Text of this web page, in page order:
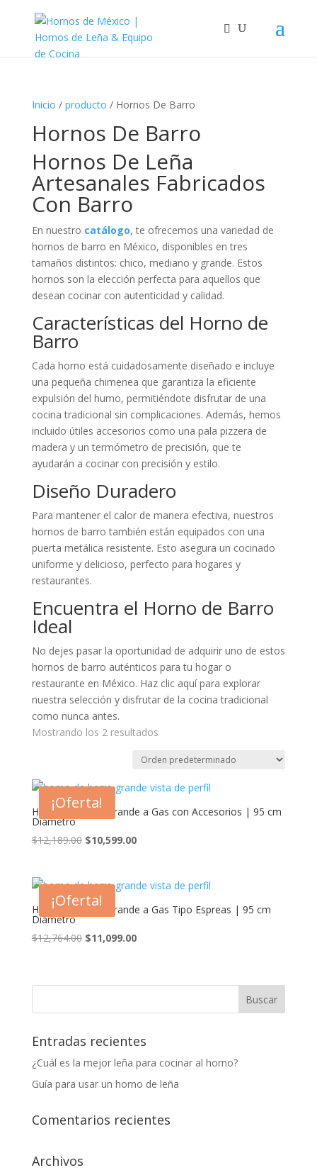
Inicio / producto / Hornos De Barro
Hornos De Barro
Hornos De Leña
Artesanales Fabricados
Con Barro
En nuestro catálogo, te ofrecemos una variedad de
hornos de barro en México, disponibles en tres
tamaños distintos: chico, mediano y grande. Estos
hornos son la elección perfecta para aquellos que
desean cocinar con autenticidad y calidad.
Características del Horno de
Barro
Cada horno está cuidadosamente diseñado e incluye
una pequeña chimenea que garantiza la eficiente
expulsión del humo, permitiéndote disfrutar de una
cocina tradicional sin complicaciones. Además, hemos
incluido útiles accesorios como una pala pizzera de
madera y un termómetro de precisión, que te
ayudarán a cocinar con precisión y estilo.
Diseño Duradero
Para mantener el calor de manera efectiva, nuestros
hornos de barro también están equipados con una
puerta metálica resistente. Esto asegura un cocinado
uniforme y delicioso, perfecto para hogares y
restaurantes.
Encuentra el Horno de Barro
Ideal
No dejes pasar la oportunidad de adquirir uno de estos
hornos de barro auténticos para tu hogar o
restaurante en México. Haz clic aquí para explorar
nuestra selección y disfrutar de la cocina tradicional
como nunca antes.
Mostrando los 2 resultados
¡Oferta!
Horno de Barro Grande a Gas con Accesorios | 95 cm
Diámetro
$12,189.00 El
era:
$12,189.00.
$10,599.00El
es:
$10,599.00.
¡Oferta!
Horno de Barro Grande a Gas Tipo Espreas | 95 cm
Diámetro
$12,764.00 El
era:
$11,099.00El
es:
Entradas recientes
¿Cuál es la mejor leña para cocinar al horno?
Guía para usar un horno de leña
Comentarios recientes
Archivos